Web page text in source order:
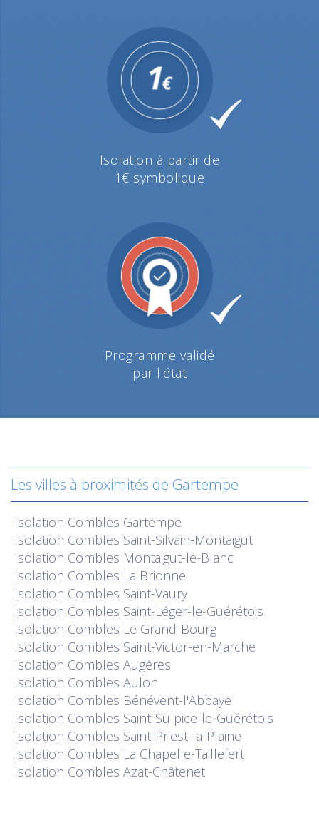
Isolation à partir de
1€ symbolique
Programme validé
par l'état
Les villes à proximités de Gartempe
Isolation Combles Gartempe
Isolation Combles Saint-Silvain-Montaigut
Isolation Combles Montaigut-le-Blanc
Isolation Combles La Brionne
Isolation Combles Saint-Vaury
Isolation Combles Saint-Léger-le-Guérétois
Isolation Combles Le Grand-Bourg
Isolation Combles Saint-Victor-en-Marche
Isolation Combles Augères
Isolation Combles Aulon
Isolation Combles Bénévent-l'Abbaye
Isolation Combles Saint-Sulpice-le-Guérétois
Isolation Combles Saint-Priest-la-Plaine
Isolation Combles La Chapelle-Taillefert
Isolation Combles Azat-Châtenet